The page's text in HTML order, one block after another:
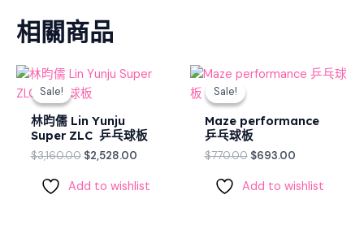
相關商品
Sale!
Sale!
林昀儒 Lin Yunju
Super ZLC 乒乓球板
$3,160.00
Original
price
was:
$3,160.00.
$2,528.00
Current
Add to wishlist
Sale!
Sale!
Maze performance
乒乓球板
$770.00
Original
$693.00
Current
Add to wishlist